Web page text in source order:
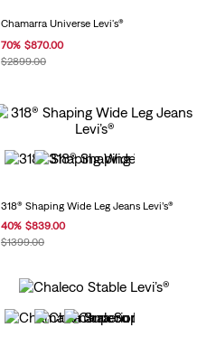
Chamarra Universe Levi's®
70% $870.00
$2899.00
318® Shaping Wide Leg Jeans Levi’s®
40% $839.00
$1399.00